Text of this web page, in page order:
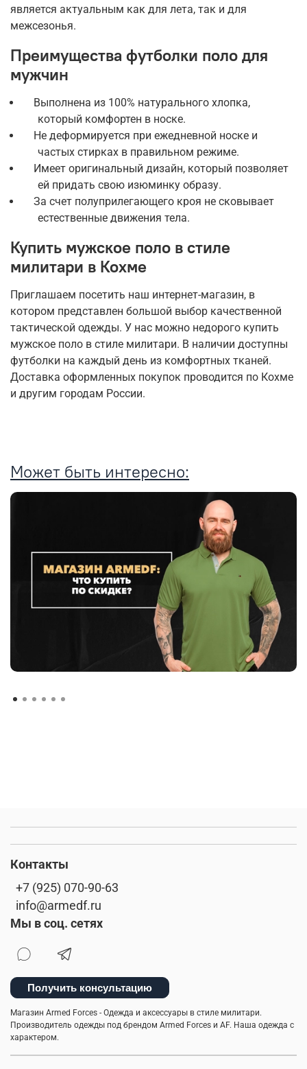
является актуальным как для лета, так и для
межсезонья.
Преимущества футболки поло для
мужчин
Выполнена из 100% натурального хлопка,
который комфортен в носке.
Не деформируется при ежедневной носке и
частых стирках в правильном режиме.
Имеет оригинальный дизайн, который позволяет
ей придать свою изюминку образу.
За счет полуприлегающего кроя не сковывает
естественные движения тела.
Купить мужское поло в стиле
милитари в Кохме
Приглашаем посетить наш интернет-магазин, в
котором представлен большой выбор качественной
тактической одежды. У нас можно недорого купить
мужское поло в стиле милитари. В наличии доступны
футболки на каждый день из комфортных тканей.
Доставка оформленных покупок проводится по Кохме
и другим городам России.
Может быть интересно:
Контакты
+7 (925) 070-90-63
info@armedf.ru
Мы в соц. сетях
Получить консультацию
Магазин Armed Forces - Одежда и аксессуары в стиле милитари.
Производитель одежды под брендом Armed Forces и AF. Наша одежда с
характером.